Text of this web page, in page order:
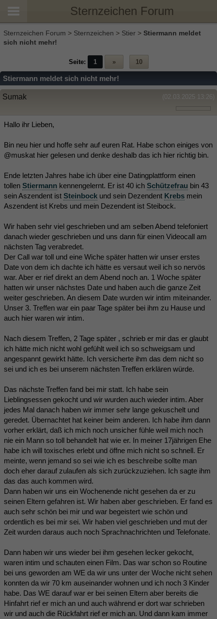
Sternzeichen Forum
Sternzeichen Forum > Sternzeichen > Stier > Stiermann meldet
sich nicht mehr!
Seite: 1 » 10
Stiermann meldet sich nicht mehr!
(02.03.2025 13:26)
Sumak
Hallo ihr Lieben,
Bin neu hier und hoffe sehr auf euren Rat. Habe schon einiges von
@muskat hier gelesen und denke deshalb das ich hier richtig bin.
Ende letzten Jahres habe ich über eine Datingplattform einen
tollen Stiermann kennengelernt. Er ist 40 ich Schützefrau bin 43
sein Aszendent ist Steinbock und sein Dezendent Krebs mein
Aszendent ist Krebs und mein Dezendent ist Steibock.
Wir haben sehr viel geschrieben und am selben Abend telefoniert
danach wieder geschrieben und uns dann für einen Videocall am
nächsten Tag verabredet.
Der Call war toll und eine Wiche später hatten wir unser erstes
Date von dem ich dachte ich hätte es versaut weil ich so nervös
war. Aber er rief direkt an dem Abend noch an. 1 Woche später
hatten wir unser nächstes Date und haben auch die ganze Zeit
weiter geschrieben. An diesem Date wurden wir intim miteinander.
Unser 3. Treffen war ein paar Tage später bei ihm zu Hause und
auch hier waren wir intim.
Nach diesem Treffen, 2 Tage später , schrieb er mir das er glaubt
ich hätte mich nicht wohl gefühlt weil ich so schweigsam und
angespannt gewirkt hätte. Ich versicherte ihm das dem nicht so
sei und ich es bei unserem nächsten Treffen erklären würde.
Das nächste Treffen fand bei mir statt. Ich habe sein
Lieblingsessen gekocht und wir wurden auch wieder intim. Aber
jedes Mal danach haben wir immer sehr lange gekuschelt und
geredet. Übernachtet hat keiner beim anderen. Ich habe ihm dann
vorher erklärt, daß ich mich noch unsicher fühle weil mich noch
nie ein Mann so toll behandelt hat wie er. In meiner 17jährigen Ehe
habe ich will toxisches erlebt und öffne mich nicht so schnell. Er
meinte, wenn jemand so sei wie ich es beschreibe sollte man
doch eher darauf zulaufen als sich zurückzuziehen. Ich sagte ihm
das das auch kommen wird.
Dann haben wir uns ein Wochenende nicht gesehen da er zu
seinen Eltern gefahren ist. Wir haben aber geschrieben. Er fand es
auch sehr schön bei mir und war begeistert wie schön und
ordentlich es bei mir sei. Wir haben viel geschrieben und mut der
Zeit wurden daraus auch noch Sprachnachrichten und Telefonate.
Dann haben wir uns wieder bei ihm gesehen lecker gekocht,
waren intim und schauten einen Film. Das war schon so Routine
bei uns geworden am WE da wir uns unter der Woche nicht sehen
konnten da wir 70 km auseinander wohnen und ich noch 3 Kinder
habe. Das WE darauf war er bei seinen Eltern aber bereits die
Hinfahrt rief er mich an und auch während er dort war schrieben
wir und auch die Rückfahrt rief er mich an. Und dann kam immer